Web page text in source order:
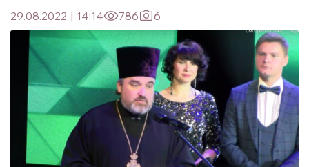
29.08.2022 | 14:14 786 6